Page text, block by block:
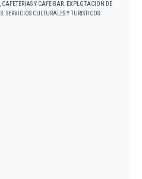
CAFETERIAS Y CAFE-BAR. EXPLOTACION DE
SERVICIOS CULTURALES Y TURISTICOS.